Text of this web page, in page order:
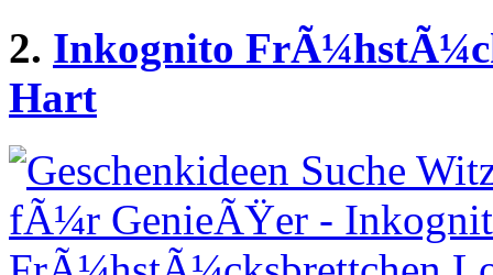
2. Inkognito
Hart